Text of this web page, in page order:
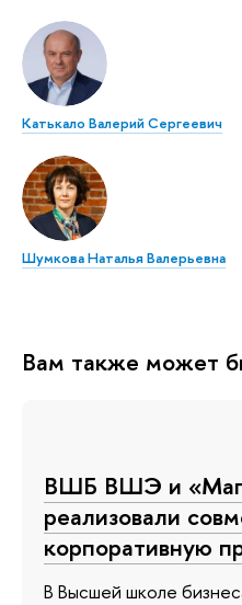
Катькало Валерий Сергеевич
Шумкова Наталья Валерьевна
Вам также может
ВШБ ВШЭ и
реализовали
корпоративную
В Высшей школе